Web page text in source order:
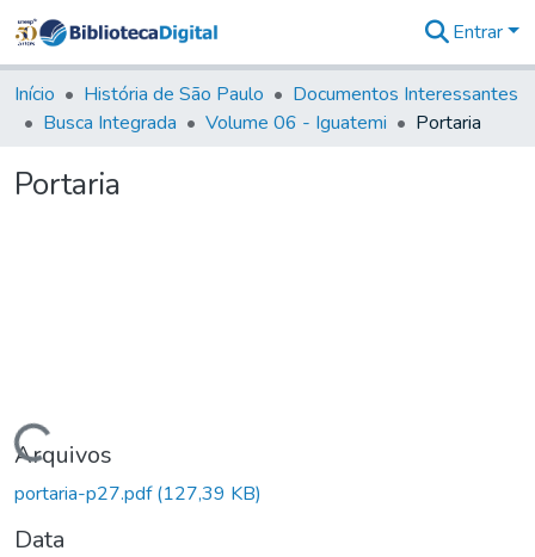
&
Coleções
Tudo na
Entrar
Início História de São Paulo
Documentos Interessantes
Busca Integrada
Volume 06 - Iguatemi Portaria
Portaria
Carregando...
Arquivos
portaria-p27.pdf(127,39 KB)
Data